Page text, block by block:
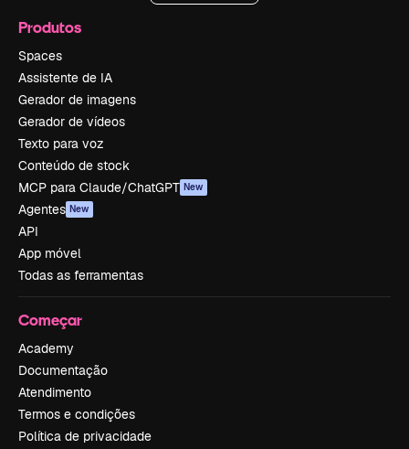
Produtos
Spaces
Assistente de IA
Gerador de imagens
Gerador de vídeos
Texto para voz
Conteúdo de stock
MCP para Claude/ChatGPT New
Agentes New
API
App móvel
Todas as ferramentas
Começar
Academy
Documentação
Atendimento
Termos e condições
Política de privacidade